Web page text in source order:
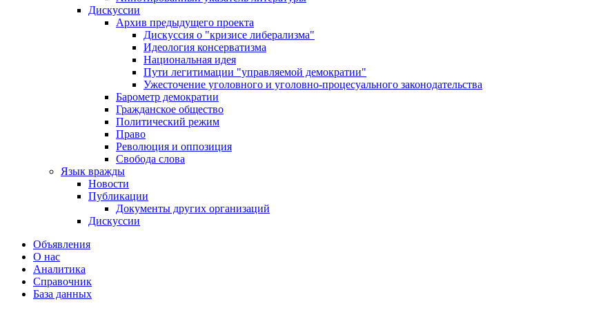
Дискуссии
Архив предыдущего проекта
Дискуссия о "кризисе либерализма"
Идеология консерватизма
Национальная идея
Пути легитимации "управляемой демократии"
Ужесточение уголовного и уголовно-процесуального законодательства
Барометр демократии
Гражданское общество
Политический режим
Право
Революция и оппозиция
Свобода слова
Язык вражды
Новости
Публикации
Документы других организаций
Дискуссии
Объявления
О нас
Аналитика
Справочник
База данных